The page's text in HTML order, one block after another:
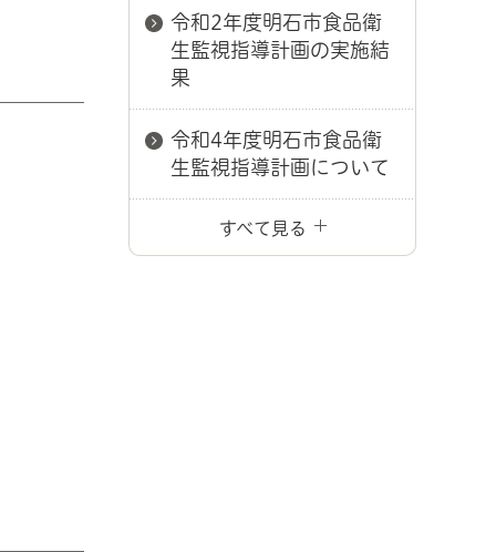
令和2年度明石市食品衛
生監視指導計画の実施結
果
令和4年度明石市食品衛
生監視指導計画について
すべて見る